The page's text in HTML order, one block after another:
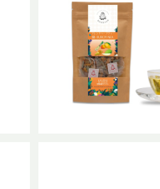
ブレンドハーブティー
A 普通サイ
¥1,240